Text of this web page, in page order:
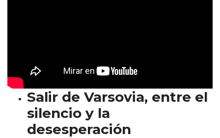
Salir de Varsovia, entre el
silencio y la
desesperación